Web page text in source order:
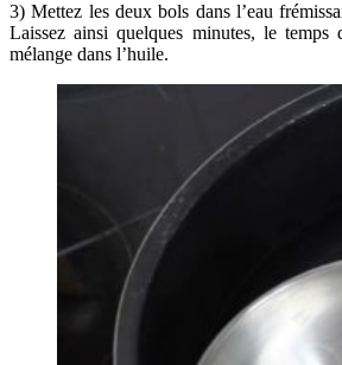
3) Mettez les deux bols dans l’eau
Laissez ainsi quelques minutes, le temps
mélange dans l’huile.